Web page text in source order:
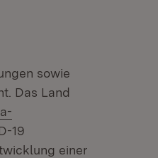
sowie
Das Land
Fenster)
19
einer